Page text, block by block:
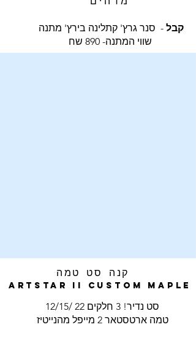
קבל - סנר גרץ' קתלינה בירץ' מתנה
שווי המתנה- 890 שח
קנה סט טמה
Artstar ii Custom Maple
סט נדיר! 3 חלקים 22 /12/15
טמה ארטסטאר 2 מייפל מהנייטיז